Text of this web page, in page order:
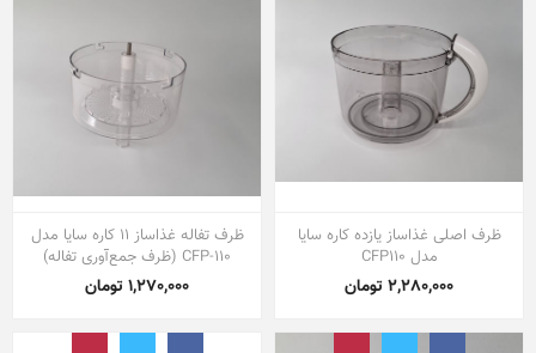
ظرف اصلی غذاساز یازده کاره سایا
مدل CFP110
2,280,000 تومان
ظرف تفاله غذاساز 11 کاره سایا مدل
CFP-110 (ظرف جمع‌آوری تفاله)
1,270,000 تومان